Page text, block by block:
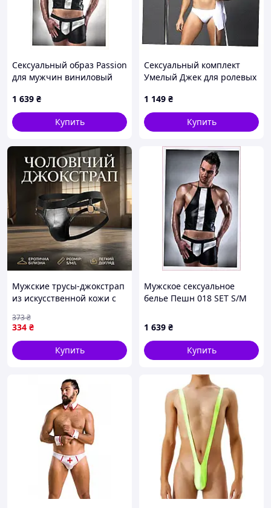
Сексуальный образ Passion
для мужчин виниловый
1 639 ₴
Купить
Сексуальный комплект
Умелый Джек для ролевых
1 149 ₴
Купить
Мужские трусы-джокстрап
из искусственной кожи с
Черные S/M/L
334 ₴
373₴
Купить
Мужское сексуальное
белье Пешн 018 SET S/M
1 639 ₴
Купить